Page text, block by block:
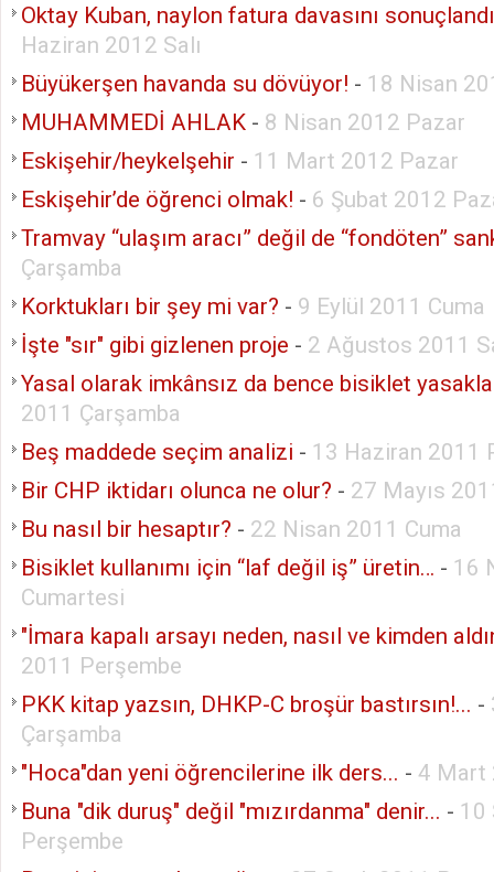
Oktay Kuban, naylon fatura davasını
Haziran 2012 Salı
Büyükerşen havanda su dövüyor! - 18 Nisan
MUHAMMEDİ AHLAK - 8 Nisan 2012 Pazar
Eskişehir/heykelşehir - 11 Mart 2012 Pazar
Eskişehir’de öğrenci olmak! - 6 Şubat 2012
Tramvay “ulaşım aracı” değil de “fondöten”
Çarşamba
Korktukları bir şey mi var? - 9 Eylül 2011 Cuma
İşte "sır" gibi gizlenen proje - 2 Ağustos 2011
Yasal olarak imkânsız da bence bisiklet
2011 Çarşamba
Beş maddede seçim analizi - 13 Haziran 2011
Bir CHP iktidarı olunca ne olur? - 27 Mayıs
Bu nasıl bir hesaptır? - 22 Nisan 2011 Cuma
Bisiklet kullanımı için “laf değil iş” üretin… - 16
Cumartesi
"İmara kapalı arsayı neden, nasıl ve kimden
2011 Perşembe
PKK kitap yazsın, DHKP-C broşür bastırsın!... -
Çarşamba
"Hoca"dan yeni öğrencilerine ilk ders... - 4 Mart
Buna "dik duruş" değil "mızırdanma" denir... - 10
Perşembe